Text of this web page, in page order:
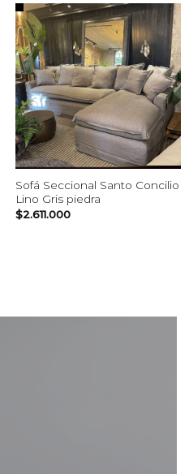
hasta
Sofá Seccional Santo Concilio
Lino Gris piedra
$2.611.000